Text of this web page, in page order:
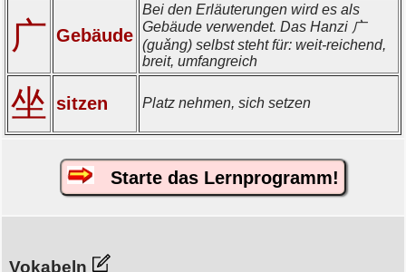
广 Gebäude
Bei den Erläuterungen wird es als
Gebäude verwendet. Das Hanzi 广
(guǎng) selbst steht für: weit-reichend,
breit, umfangreich
坐 sitzen Platz nehmen, sich setzen
Starte das Lernprogramm!
Vokabeln